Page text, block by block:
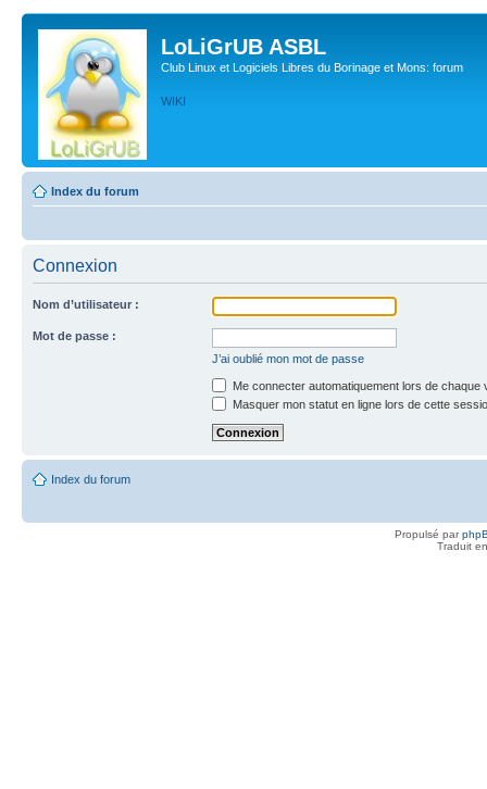
LoLiGrUB ASBL
Club Linux et Logiciels Libres du Borinage et Mons: forum
WIKI
Index du forum
Connexion
Nom d’utilisateur :
Mot de passe :
J’ai oublié mon mot de passe
Me connecter automatiquement lors de chaque
Masquer mon statut en ligne lors de cette
Index du forum
Propulsé par
Traduit